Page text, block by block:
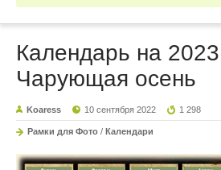
Календарь на 2023
Чарующая осень
Koaress 10 сентября 2022 1 298
Рамки для Фото / Календари